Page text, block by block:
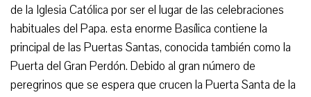
de la Iglesia Católica por ser el lugar de las celebraciones
habituales del Papa. esta enorme Basílica contiene la
principal de las Puertas Santas, conocida también como la
Puerta del Gran Perdón. Debido al gran número de
peregrinos que se espera que crucen la Puerta Santa de la